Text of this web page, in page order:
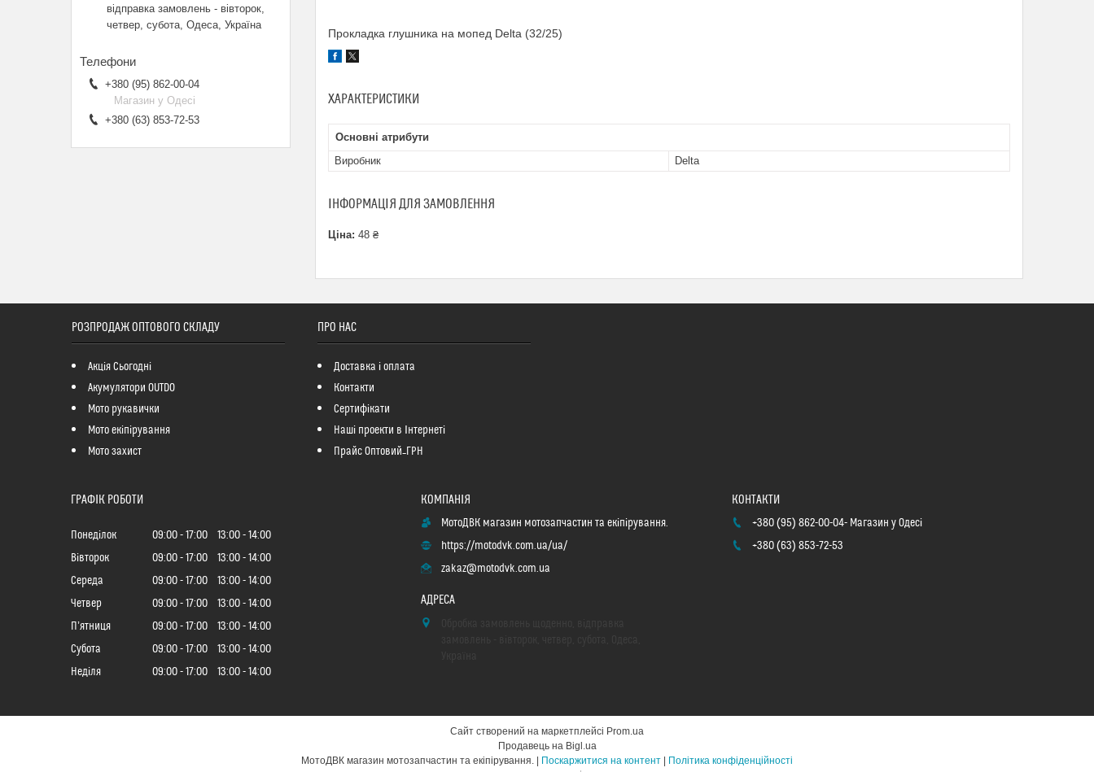
Прокладка глушника на мопед Delta (32/25)
ХАРАКТЕРИСТИКИ
Основні атрибути
Виробник
Delta
ІНФОРМАЦІЯ ДЛЯ ЗАМОВЛЕННЯ
Ціна: 48 ₴
відправка замовлень - вівторок,
четвер, субота, Одеса, Україна
+380 (95) 862-00-04
Магазин у Одесі
+380 (63) 853-72-53
РОЗПРОДАЖ ОПТОВОГО СКЛАДУ
Акція Сьогодні
Акумулятори OUTDO
Мото рукавички
Мото екіпірування
Мото захист
ПРО НАС
Доставка і оплата
Контакти
Сертифікати
Наші проекти в Інтернеті
Прайс Оптовий_ГРН
ГРАФІК РОБОТИ
Понеділок 09:00 17:00 13:00
14:00
Вівторок
09:00 17:00 13:00
14:00
Середа
09:00 17:00 13:00
14:00
Четвер
09:00 17:00 13:00
14:00
Пʼятниця
09:00 17:00 13:00
14:00
Субота
09:00 17:00 13:00
14:00
Неділя
09:00 17:00 13:00 14:00
МотоДВК магазин мотозапчастин та екіпірування.
https://motodvk.com.ua/ua/
zakaz@motodvk.com.ua
+380 (95) 862-00-04 Магазин у Одесі
+380 (63) 853-72-53
Сайт створений на маркетплейсі Prom.ua
Продавець на Bigl.ua
Поскаржитися на контент
Політика конфіденційності